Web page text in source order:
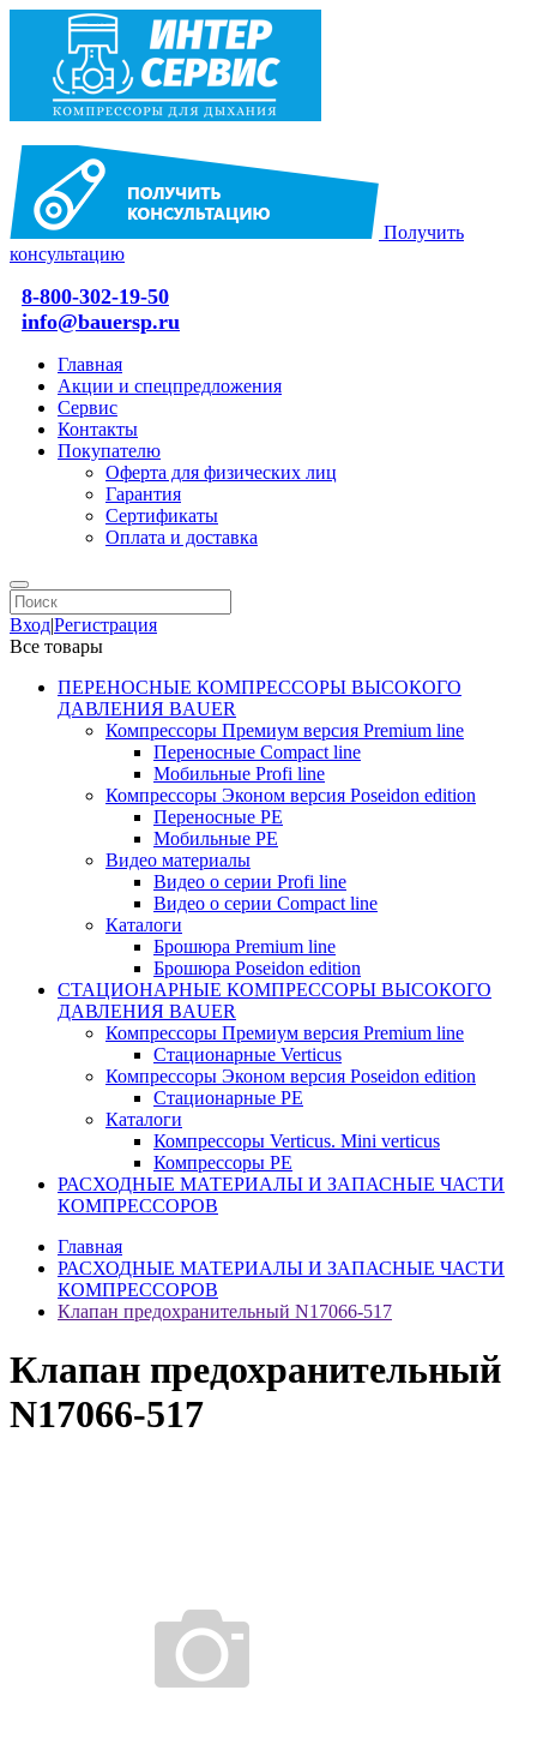
Получить
консультацию
8-800-302-19-50
info@bauersp.ru
Главная
Акции и спецпредложения
Сервис
Контакты
Покупателю
Оферта для физических лиц
Гарантия
Сертификаты
Оплата и доставка
Вход|Регистрация
Все товары
ПЕРЕНОСНЫЕ КОМПРЕССОРЫ ВЫСОКОГО
ДАВЛЕНИЯ BAUER
Компрессоры Премиум версия Premium line
Переносные Compact line
Мобильные Profi line
Компрессоры Эконом версия Poseidon edition
Переносные PE
Мобильные PE
Видео материалы
Видео о серии Profi line
Видео о серии Compact line
Каталоги
Брошюра Premium line
Брошюра Poseidon edition
СТАЦИОНАРНЫЕ КОМПРЕССОРЫ ВЫСОКОГО
ДАВЛЕНИЯ BAUER
Компрессоры Премиум версия Premium line
Стационарные Verticus
Компрессоры Эконом версия Poseidon edition
Стационарные PE
Каталоги
Компрессоры Verticus. Mini verticus
Компрессоры PE
РАСХОДНЫЕ МАТЕРИАЛЫ И ЗАПАСНЫЕ ЧАСТИ
КОМПРЕССОРОВ
Главная
РАСХОДНЫЕ МАТЕРИАЛЫ И ЗАПАСНЫЕ ЧАСТИ
КОМПРЕССОРОВ
Клапан предохранительный N17066-517
Клапан предохранительный
N17066-517